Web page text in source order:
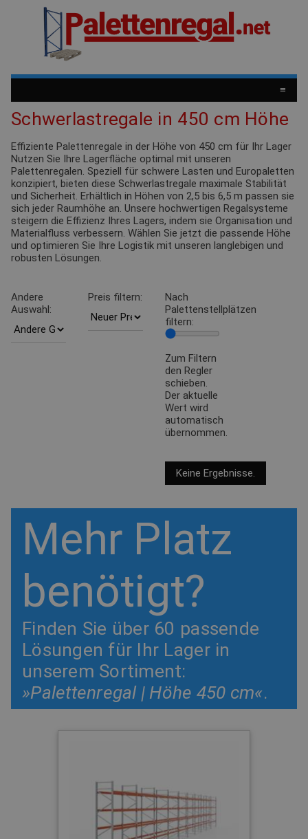
≡
Schwerlastregale in 450 cm Höhe
Effiziente Palettenregale in der Höhe von 450 cm für Ihr Lager
Nutzen Sie Ihre Lagerfläche optimal mit unseren
Palettenregalen. Speziell für schwere Lasten und Europaletten
konzipiert, bieten diese Schwerlastregale maximale Stabilität
und Sicherheit. Erhältlich in Höhen von 2,5 bis 6,5 m passen sie
sich jeder Raumhöhe an. Unsere hochwertigen Regalsysteme
steigern die Effizienz Ihres Lagers, indem sie Organisation und
Materialfluss verbessern. Wählen Sie jetzt die passende Höhe
und optimieren Sie Ihre Logistik mit unseren langlebigen und
robusten Lösungen.
Andere
Auswahl:
Preis filtern:
Nach
Palettenstellplätzen
filtern:
Zum Filtern
den Regler
schieben.
Der aktuelle
Wert wird
automatisch
übernommen.
Keine Ergebnisse.
Mehr Platz
benötigt?
Finden Sie über 60 passende
Lösungen für Ihr Lager in
unserem Sortiment:
»Palettenregal | Höhe 450 cm«.